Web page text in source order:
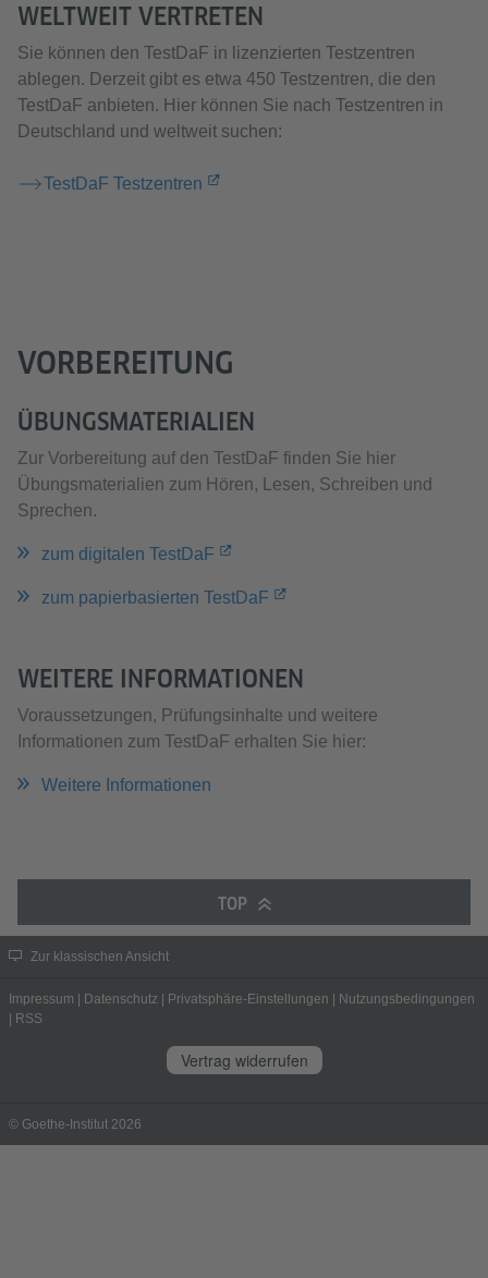
WELTWEIT VERTRETEN
Sie können den TestDaF in lizenzierten Testzentren
ablegen. Derzeit gibt es etwa 450 Testzentren, die den
TestDaF anbieten. Hier können Sie nach Testzentren in
Deutschland und weltweit suchen:
TestDaF Testzentren
VORBEREITUNG
ÜBUNGSMATERIALIEN
Zur Vorbereitung auf den TestDaF finden Sie hier
Übungsmaterialien zum Hören, Lesen, Schreiben und
Sprechen.
zum digitalen TestDaF
zum papierbasierten TestDaF
WEITERE INFORMATIONEN
Voraussetzungen, Prüfungsinhalte und weitere
Informationen zum TestDaF erhalten Sie hier:
Weitere Informationen
TOP
Zur klassischen Ansicht
Impressum Datenschutz Privatsphäre-Einstellungen
Nutzungsbedingungen
RSS
Vertrag widerrufen
© Goethe-Institut 2026